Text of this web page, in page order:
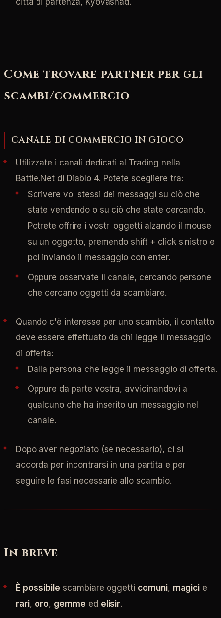
Come trovare partner per gli
scambi/commercio
CANALE DI COMMERCIO IN GIOCO
Utilizzate i canali dedicati al Trading nella
Battle.Net di Diablo 4. Potete scegliere tra:
Scrivere voi stessi dei messaggi su ciò che
state vendendo o su ciò che state cercando.
Potrete offrire i vostri oggetti alzando il mouse
su un oggetto, premendo shift + click sinistro e
poi inviando il messaggio con enter.
Oppure osservate il canale, cercando persone
che cercano oggetti da scambiare.
Quando c'è interesse per uno scambio, il contatto
deve essere effettuato da chi legge il messaggio
di offerta:
Dalla persona che legge il messaggio di offerta.
Oppure da parte vostra, avvicinandovi a
qualcuno che ha inserito un messaggio nel
canale.
Dopo aver negoziato (se necessario), ci si
accorda per incontrarsi in una partita e per
seguire le fasi necessarie allo scambio.
In breve
È possibile scambiare oggetti comuni, magicie
rari, oro, gemme ed elisir.